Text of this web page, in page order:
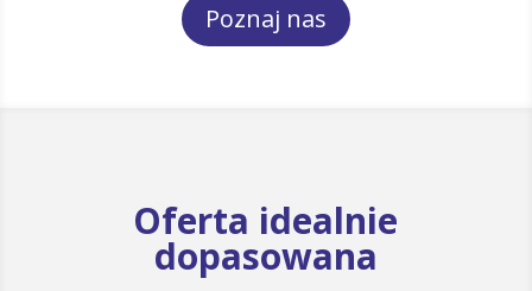
Poznaj nas
Oferta idealnie
dopasowana